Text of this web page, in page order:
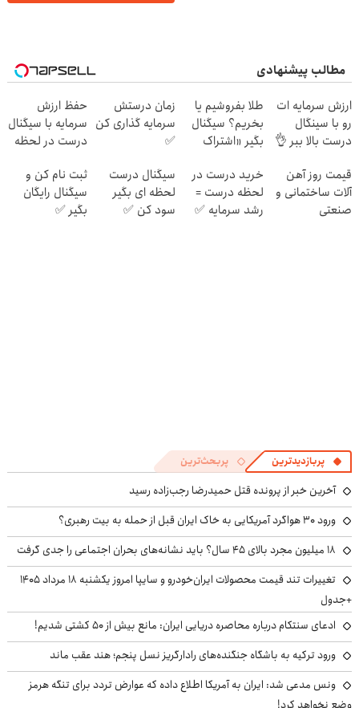
مطالب پیشنهادی
ارزش سرمایه ات
رو با سینگال
درست بالا ببر 👌
طلا بفروشیم یا
بخریم؟ سیگنال
بگیر «اشتراک
زمان درستش
سرمایه گذاری کن
✅
حفظ ارزش
سرمایه با سیگنال
درست در لحظه
قیمت روز آهن
آلات ساختمانی و
صنعتی
خرید درست در
لحظه درست =
رشد سرمایه ✅
سیگنال درست
لحظه ای بگیر
سود کن ✅
ثبت نام کن و
سیگنال رایگان
بگیر ✅
پربازدیدترین پربحث‌ترین
آخرین خبر از پرونده قتل حمیدرضا رجب‌زاده رسید
ورود ۳۰ هواگرد آمریکایی به خاک ایران قبل از حمله به بیت رهبری؟
۱۸ میلیون مجرد بالای ۴۵ سال؟ باید نشانه‌های بحران اجتماعی را جدی گرفت
تغییرات تند قیمت محصولات ایران‌خودرو و سایپا امروز یکشنبه ۱۸ مرداد ۱۴۰۵
+جدول
ادعای سنتکام درباره محاصره دریایی ایران: مانع بیش از ۵۰ کشتی شدیم!
ورود ترکیه به باشگاه جنگنده‌های رادارگریز نسل پنجم؛ هند عقب ماند
ونس مدعی شد: ایران به آمریکا اطلاع داده که عوارض تردد برای تنگه هرمز